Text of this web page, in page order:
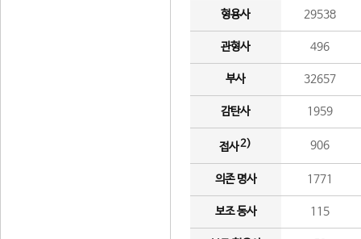
형용사 29538
관형사 496
부사 32657
감탄사 1959
접사2) 906
의존 명사 1771
보조 동사 115